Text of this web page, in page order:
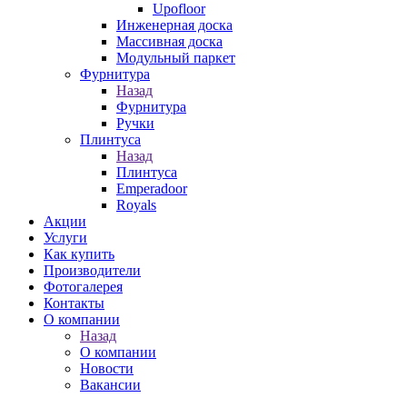
Upofloor
Инженерная доска
Массивная доска
Модульный паркет
Фурнитура
Назад
Фурнитура
Ручки
Плинтуса
Назад
Плинтуса
Emperadoor
Royals
Акции
Услуги
Как купить
Производители
Фотогалерея
Контакты
О компании
Назад
О компании
Новости
Вакансии